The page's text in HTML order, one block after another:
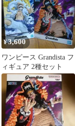
¥3,600
ワンピース Grandista フ
ィギュア 2種セット